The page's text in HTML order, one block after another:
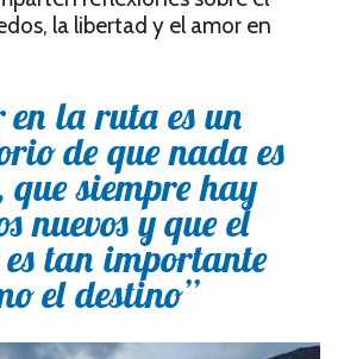
la libertad y el amor en
la ruta es un
de que nada es
que siempre hay
nuevos y que el
tan importante
el destino”